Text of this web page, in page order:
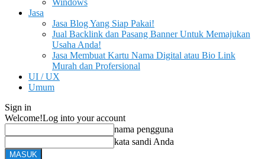
Windows
Jasa
Jasa Blog Yang Siap Pakai!
Jual Backlink dan Pasang Banner Untuk Memajukan
Usaha Anda!
Jasa Membuat Kartu Nama Digital atau Bio Link
Murah dan Profersional
UI / UX
Umum
Sign in
Welcome!Log into your account
nama pengguna
kata sandi Anda